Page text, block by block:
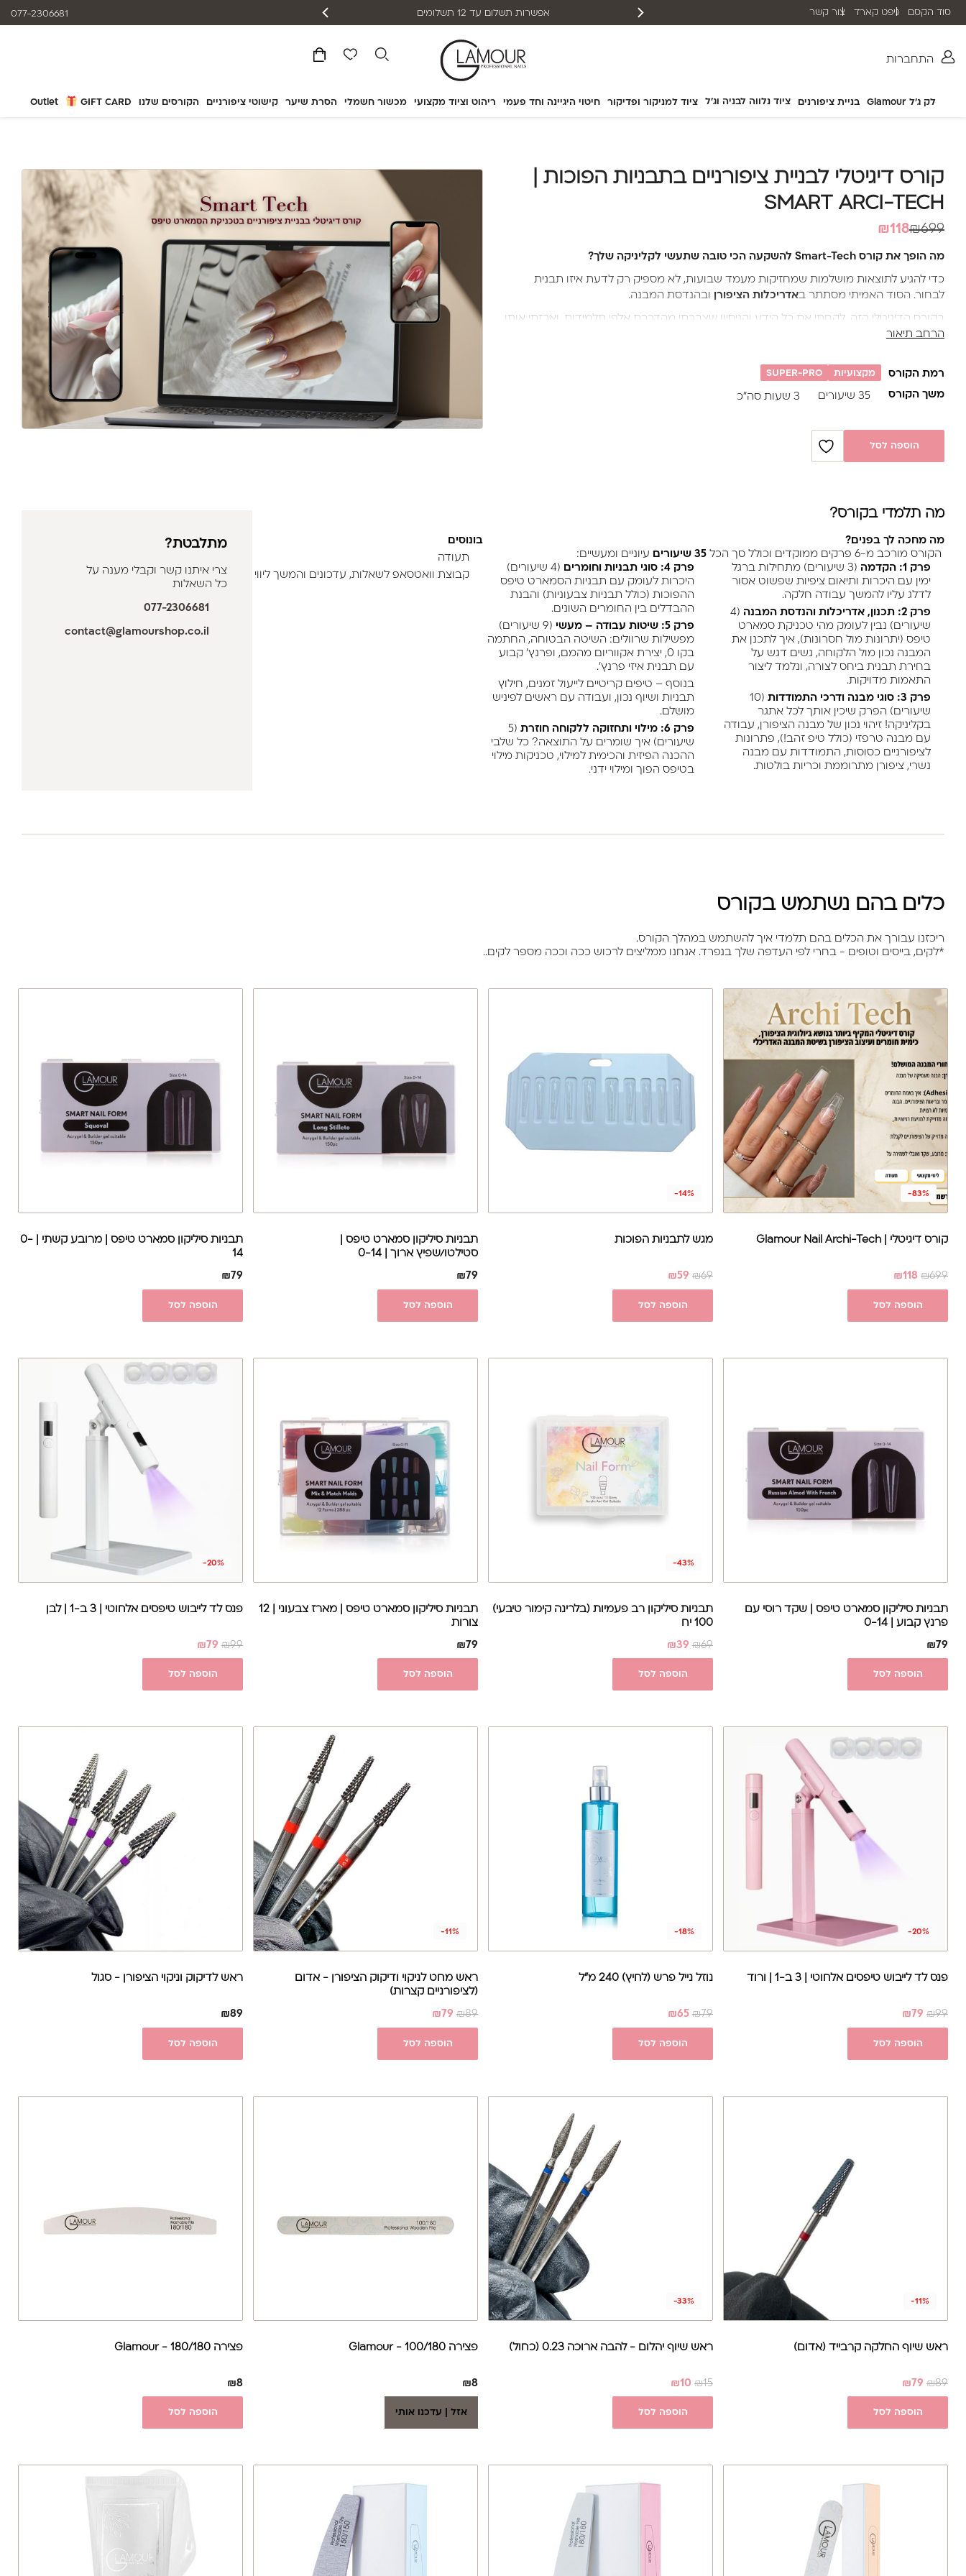
התחברות
לק ג'ל Glamour בניית ציפורנים ציוד נלווה לבניה וג'ל ציוד למניקור ופדיקור חיטוי היגיינה וחד פעמי ריהוט וציוד מקצועי מכשור חשמלי הסרת שיער קישוטי ציפורניים הקורסים שלנו GIFT CARD
Outlet
077-2306681 שליח עד הבית תוך 2-5 ימי עסקים אפשרות תשלום עד 12 תשלומים סוד הקסם גיפט קארד צור קשר
קורס דיגיטלי לבניית ציפורניים בתבניות הפוכות |
SMART ARCI-TECH
₪699המחיר
היה:
₪699.
₪118
המחיר
הוא:
₪118.
מה הופך את קורס Smart-Tech להשקעה הכי טובה שתעשי לקליניקה שלך?
כדי להגיע לתוצאות מושלמות שמחזיקות מעמד שבועות, לא מספיק רק לדעת איזו תבנית
לבחור. הסוד האמיתי מסתתר באדריכלות הציפורן ובהנדסת המבנה.
בקורס הדיגיטלי הזה, לקחתי את כל הידע והניסיון שצברתי מהדרכת אלפי תלמידות, וארזתי אותו
לתוכנית מסודרת, שלב אחר שלב.
דרסטית התרוממויות, ולהתמודד בביטחון עם כל לקוחה שמתיישבת מולך.
אי פעם הרגשת שאת משקיעה המון זמן בשיופים, אבל עדיין מתמודדת עם התרוממויות, או
✓ ייעול זמנים:שיטות עבודה בטוחות, החתמה בקו 0 ופיניש מושלם.
✓למידה בקצב שלך:
הרחב תיאור
רמת הקורס מקצועיות SUPER-PRO
משך הקורס 35 שיעורים 3 שעות סה”כ
הוספה לסל
מה תלמדי בקורס?
מה מחכה לך בפנים?
הקורס מורכב מ-6 פרקים ממוקדים וכולל סך הכל
35 שיעורים
עיוניים ומעשיים:
פרק 1: הקדמה
(3 שיעורים) מתחילות ברגל
ימין עם היכרות ותיאום ציפיות שפשוט אסור
לדלג עליו להמשך עבודה חלקה.
פרק 2: תכנון, אדריכלות והנדסת המבנה
(4
שיעורים) נבין לעומק מהי טכניקת סמארט
טיפס (יתרונות מול חסרונות), איך לתכנן את
המבנה נכון מול הלקוחה, נשים דגש על
בחירת תבנית ביחס לצורה, ונלמד ליצור
התאמות מדויקות.
פרק 3: סוגי מבנה ודרכי התמודדות
(10
שיעורים) הפרק שיכין אותך לכל אתגר
בקליניקה! זיהוי נכון של מבנה הציפורן, עבודה
עם מבנה טרפזי (כולל טיפ זהב!), פתרונות
לציפורניים כסוסות, התמודדות עם מבנה
נשרי, ציפורן מתרוממת וכריות בולטות.
פרק 4: סוגי תבניות וחומרים
(4 שיעורים)
היכרות לעומק עם תבניות הסמארט טיפס
ההפוכות (כולל תבניות צבעוניות) והבנת
ההבדלים בין החומרים השונים.
פרק 5: שיטות עבודה – מעשי
(9 שיעורים)
מפשילות שרוולים: השיטה הבטוחה, החתמה
בקו 0, יצירת אקווריום מהמם, ופרנץ' קבוע
עם תבנית איזי פרנץ'.
בנוסף – טיפים קריטיים לייעול זמנים, חילוץ
תבניות ושיוף נכון, ועבודה עם ראשים לפיניש
מושלם.
פרק 6: מילוי ותחזוקה ללקוחה חוזרת
(5
שיעורים) איך שומרים על התוצאה? כל שלבי
ההכנה הפיזית והכימית למילוי, טכניקות מילוי
בטיפס הפוך ומילוי ידני.
בונוסים
תעודה
קבוצת וואטסאפ לשאלות, עדכונים והמשך ליווי
מתלבטת?
צרי איתנו קשר וקבלי מענה על
כל השאלות
077-2306681
contact@glamourshop.co.il
כלים בהם נשתמש בקורס
ריכזנו עבורך את הכלים בהם תלמדי איך להשתמש במהלך הקורס.
*לקים, בייסים וטופים - בחרי לפי העדפה שלך בנפרד. אנחנו ממליצים לרכוש ככה וככה מספר לקים..
-83%
קורס דיגיטלי | Glamour Nail Archi-Tech
₪699
₪118
הוספה לסל
-14%
מגש לתבניות הפוכות
₪69
₪59
הוספה לסל
תבניות סיליקון סמארט טיפס |
סטילטו/שפיץ ארוך | 0-14
₪79
הוספה לסל
תבניות סיליקון סמארט טיפס | מרובע קשתי | 0-
14
₪79
הוספה לסל
תבניות סיליקון סמארט טיפס | שקד רוסי עם
פרנץ קבוע | 0-14
₪79
הוספה לסל
-43%
תבניות סיליקון רב פעמיות (בלרינה קימור טיבעי)
100 יח
₪69
₪39
הוספה לסל
תבניות סיליקון סמארט טיפס | מארז צבעוני | 12
צורות
₪79
הוספה לסל
-20%
פנס לד לייבוש טיפסים אלחוטי | 3 ב-1 | לבן
₪99
₪79
הוספה לסל
-20%
פנס לד לייבוש טיפסים אלחוטי | 3 ב-1 | ורוד
₪99
₪79
הוספה לסל
-18%
נוזל נייל פרש (לחיץ) 240 מ"ל
₪79
₪65
הוספה לסל
-11%
ראש מחט לניקוי ודיקוק הציפורן - אדום
(לציפורניים קצרות)
₪89
₪79
הוספה לסל
ראש לדיקוק וניקוי הציפורן - סגול
₪89
הוספה לסל
-11%
ראש שיוף החלקה קרבייד (אדום)
₪89
₪79
הוספה לסל
-33%
ראש שיוף יהלום - להבה ארוכה 0.23 (כחול)
₪15
₪10
הוספה לסל
פצירה 100/180 - Glamour
₪8
אזל | עדכנו אותי
פצירה 180/180 - Glamour
₪8
הוספה לסל